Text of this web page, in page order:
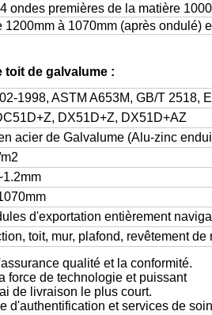
ondes premières de la matière
à 1070mm (après ondulé)
toit de galvalume :
1998, ASTM A653M, GB/T 2518,
DX51D+Z, DX51D+AZ
acier de Galvalume (Alu-zinc
d'exportation entièrement
toit, mur, plafond, revêtement
qualité et la conformité.
force de technologie et puissant
de livraison le plus court.
d'authentification et services de